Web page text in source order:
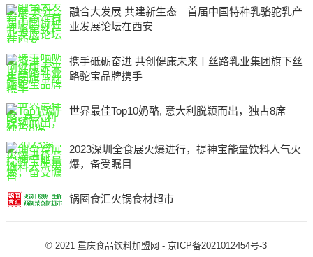
融合大发展 共建新生态｜首届中国特种乳骆驼乳产
业发展论坛在西安
携手砥砺奋进 共创健康未来丨丝路乳业集团旗下丝
路驼宝品牌携手
世界最佳Top10奶酪, 意大利脱颖而出，独占8席
2023深圳全食展火爆进行，提神宝能量饮料人气火
爆，备受瞩目
锅圈食汇火锅食材超市
© 2021重庆食品饮料加盟网 -京ICP备2021012454号-3